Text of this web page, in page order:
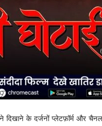
के दर्जनों प्लेटफ़ॉर्म और